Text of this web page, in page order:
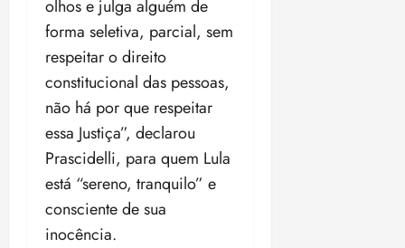
olhos e julga alguém de
forma seletiva, parcial, sem
respeitar o direito
constitucional das pessoas,
não há por que respeitar
essa Justiça”, declarou
Prascidelli, para quem Lula
está “sereno, tranquilo” e
consciente de sua
inocência.